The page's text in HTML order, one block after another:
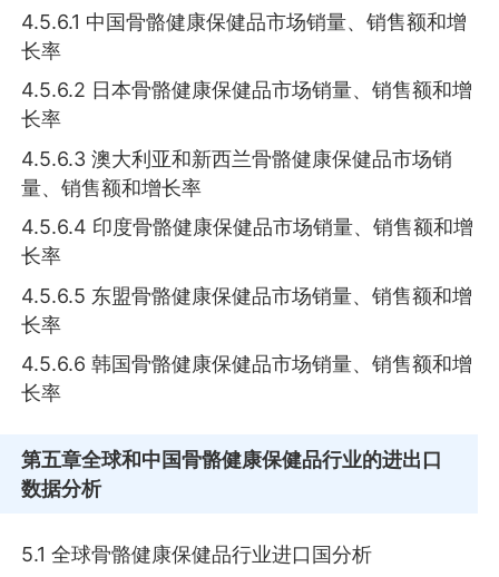
4.5.6.1 中国骨骼健康保健品市场销量、销售额和增
长率
4.5.6.2 日本骨骼健康保健品市场销量、销售额和增
长率
4.5.6.3 澳大利亚和新西兰骨骼健康保健品市场销
量、销售额和增长率
4.5.6.4 印度骨骼健康保健品市场销量、销售额和增
长率
4.5.6.5 东盟骨骼健康保健品市场销量、销售额和增
长率
4.5.6.6 韩国骨骼健康保健品市场销量、销售额和增
长率
第五章全球和中国骨骼健康保健品行业的进出口
数据分析
5.1 全球骨骼健康保健品行业进口国分析